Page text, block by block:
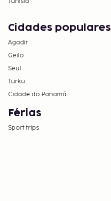
Cidades populares
Agadir
Geilo
Seul
Turku
Cidade do Panamá
Férias
Sport trips